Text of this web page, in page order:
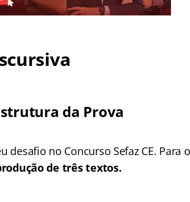
da Prova
no Concurso Sefaz CE. Para o
de três textos.